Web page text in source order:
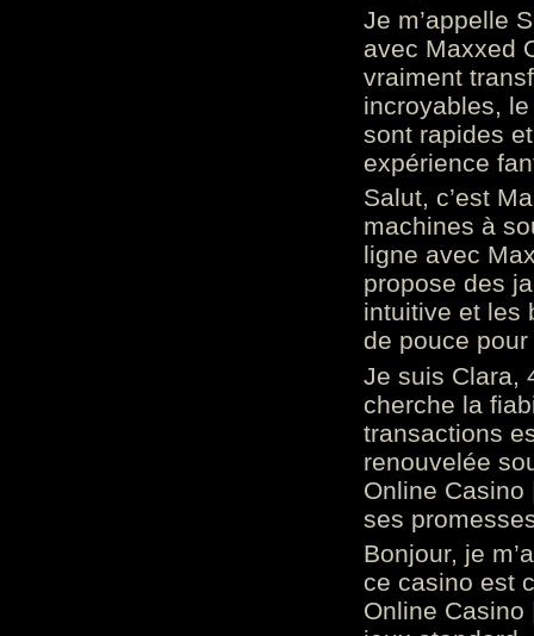
Je m’appelle
avec Maxxed
vraiment
incroyables,
sont rapides
expérience
Salut, c’est
machines à
ligne avec
propose des
intuitive et les
de pouce
Je suis Clara,
cherche la
transactions
renouvelée
Online
ses
Bonjour, je
ce casino est
Online